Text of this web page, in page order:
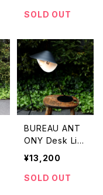
SOLD OUT
BUREAU ANT
ONY Desk Lig
ht
¥13,200
SOLD OUT